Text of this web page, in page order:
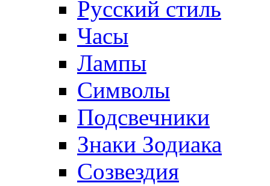
Русский стиль
Часы
Лампы
Символы
Подсвечники
Знаки Зодиака
Созвездия